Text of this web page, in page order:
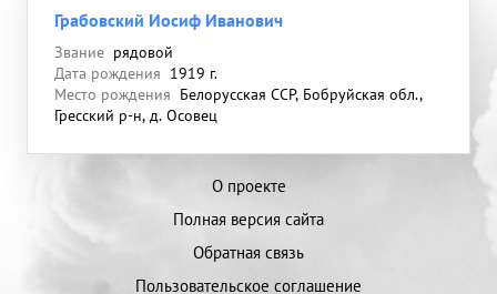
Грабовский Иосиф Иванович
Звание рядовой
Дата рождения 1919 г.
Место рождения Белорусская ССР, Бобруйская обл.,
Гресский р-н, д. Осовец
О проекте
Полная версия сайта
Обратная связь
Пользовательское соглашение